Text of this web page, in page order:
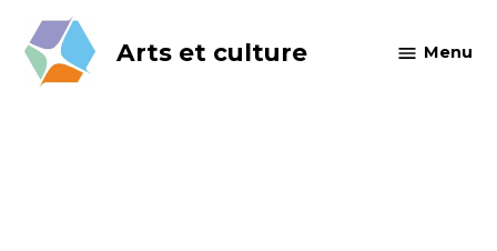
content
Arts et culture Menu